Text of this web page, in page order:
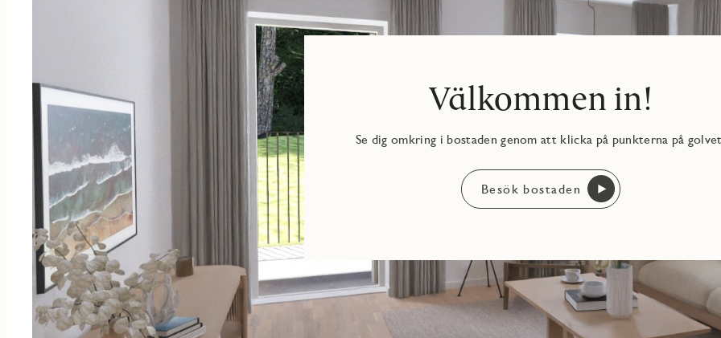
Välkommen in!
Se dig omkring i bostaden genom att klicka på punkterna på
Besök bostaden